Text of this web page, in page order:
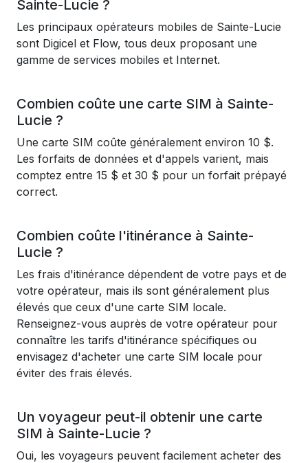
Sainte-Lucie ?
Les principaux opérateurs mobiles de Sainte-Lucie
sont Digicel et Flow, tous deux proposant une
gamme de services mobiles et Internet.
Combien coûte une carte SIM à Sainte-
Lucie ?
Une carte SIM coûte généralement environ 10 $.
Les forfaits de données et d'appels varient, mais
comptez entre 15 $ et 30 $ pour un forfait prépayé
correct.
Combien coûte l'itinérance à Sainte-
Lucie ?
Les frais d'itinérance dépendent de votre pays et de
votre opérateur, mais ils sont généralement plus
élevés que ceux d'une carte SIM locale.
Renseignez-vous auprès de votre opérateur pour
connaître les tarifs d'itinérance spécifiques ou
envisagez d'acheter une carte SIM locale pour
éviter des frais élevés.
Un voyageur peut-il obtenir une carte
SIM à Sainte-Lucie ?
Oui, les voyageurs peuvent facilement acheter des